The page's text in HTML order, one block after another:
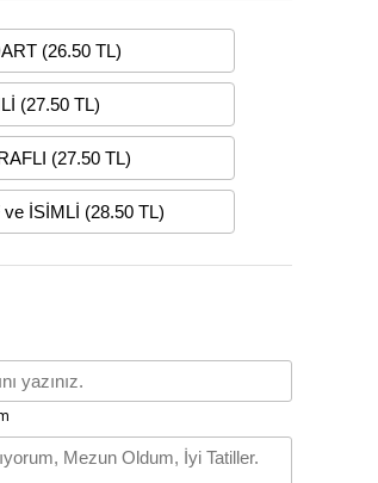
(26.50 TL)
(27.50 TL)
(27.50 TL)
İSİMLİ (28.50 TL)